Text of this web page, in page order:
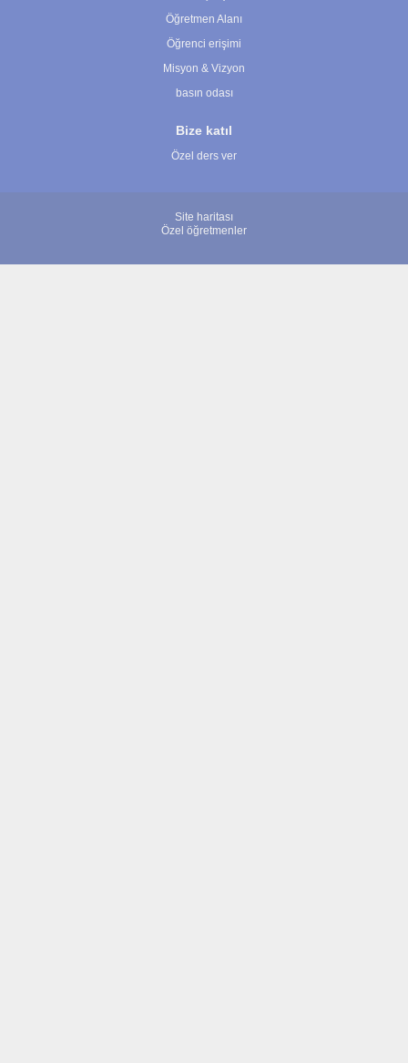
Öğretmen Alanı
Öğrenci erişimi
Misyon & Vizyon
basın odası
Bize katıl
Özel ders ver
Site haritası
Özel öğretmenler